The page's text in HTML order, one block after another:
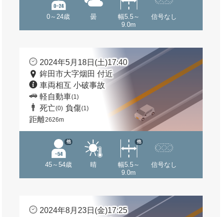
0～24歳 曇
幅5.5～
9.0m
信号なし
2024年5月18日(土)17:40
鉾田市大字烟田 付近
車両相互 小破事故
軽自動車(1)
死亡(0) 負傷(1)
距離2626m
45～54歳
他
晴
幅5.5～
9.0m
他
信号なし
2024年8月23日(金)17:25